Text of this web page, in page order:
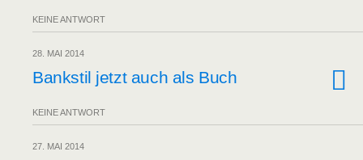
KEINE ANTWORT
28. MAI 2014
Bank­stil jetzt auch als Buch
KEINE ANTWORT
27. MAI 2014